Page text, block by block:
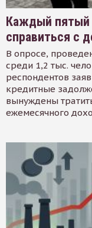
Каждый пятый
справиться с
В опросе,
среди 1,2 тыс.
респондентов
кредитные
вынуждены
ежемесячного